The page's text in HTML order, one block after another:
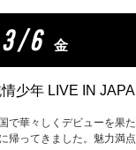
3 / 6 金
少年 LIVE IN
で華々しくデビューを果
帰ってきました。魅力満